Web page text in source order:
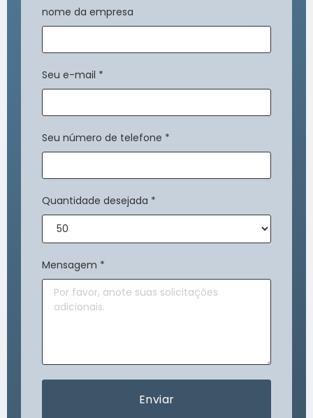
nome da empresa
Seu e-mail *
Seu número de telefone *
Quantidade desejada *
Mensagem *
Enviar